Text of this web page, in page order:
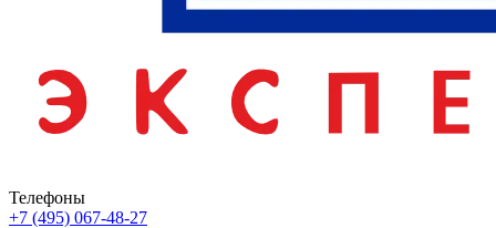
Телефоны
+7 (495) 067-48-27